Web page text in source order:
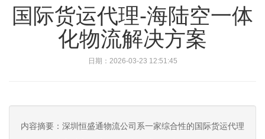
国际货运代理-海陆空一体
化物流解决方案
日期：2026-03-23 12:51:45
内容摘要：深圳恒盛通物流公司系一家综合性的国际货运代理